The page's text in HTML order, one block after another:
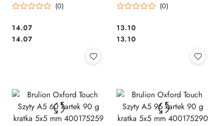
(0)
Cena:
14.07
Cena:
14.07
(0)
Cena:
13.10
Cena:
13.10